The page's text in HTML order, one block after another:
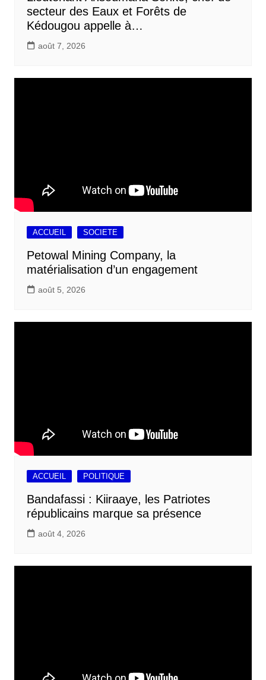
secteur des Eaux et Forêts de
Kédougou appelle à…
août 7, 2026
ACCUEIL SOCIETE
Petowal Mining Company, la
matérialisation d’un engagement
août 5, 2026
ACCUEIL POLITIQUE
Bandafassi : Kiiraaye, les Patriotes
républicains marque sa présence
août 4, 2026